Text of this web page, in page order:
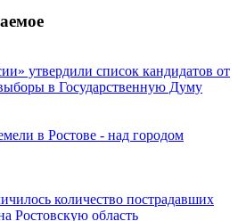
утвердили список кандидатов от
в Государственную Думу
в Ростове - над городом
количество пострадавших
Ростовскую область